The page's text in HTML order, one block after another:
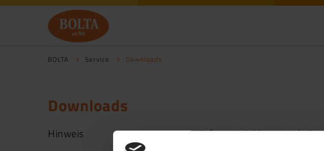
BOLTA Service Downloads
Downloads
Hinweis Infomaterial herunterladen